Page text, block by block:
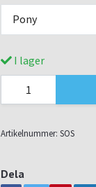
Pony
I lager
Artikelnummer: SOS
Dela